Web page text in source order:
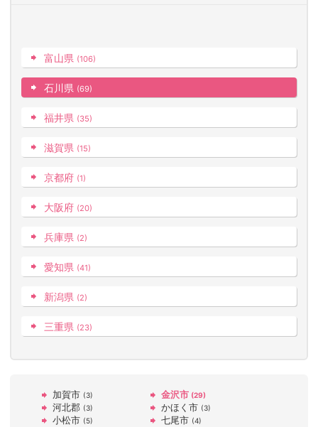
富山県 (106)
石川県 (69)
福井県 (35)
滋賀県 (15)
京都府 (1)
大阪府 (20)
兵庫県 (2)
愛知県 (41)
新潟県 (2)
三重県 (23)
加賀市 (3) 金沢市 (29)
河北郡 (3) かほく市 (3)
小松市 (5) 七尾市 (4)